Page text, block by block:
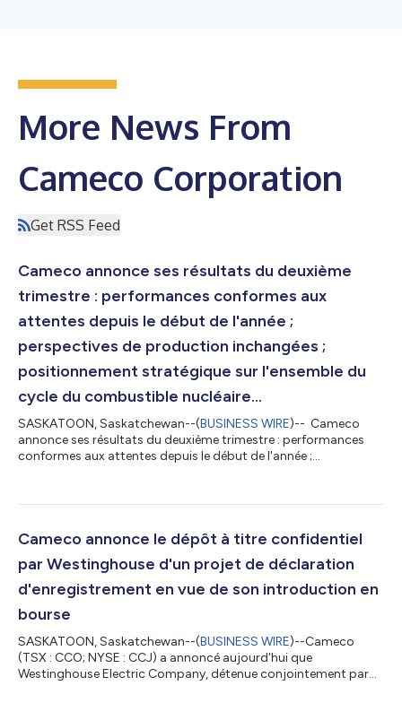
More News From
Cameco Corporation
Get RSS Feed
Cameco annonce ses résultats du deuxième
trimestre : performances conformes aux
attentes depuis le début de l'année ;
perspectives de production inchangées ;
positionnement stratégique sur l'ensemble du
cycle du combustible nucléaire...
SASKATOON, Saskatchewan--(BUSINESS WIRE)-- Cameco
annonce ses résultats du deuxième trimestre : performances
conformes aux attentes depuis le début de l'année ;
un soutien important à l'énergie nucléaire renforce les prix de
canadiens, sauf mention contraire Cameco (TSX : CCO ; NYSE :
CCJ) présente aujourd'hui ses résulta...
Cameco annonce le dépôt à titre confidentiel
par Westinghouse d'un projet de déclaration
d'enregistrement en vue de son introduction en
bourse
SASKATOON, Saskatchewan--(BUSINESS WIRE)--Cameco
(TSX : CCO; NYSE : CCJ) a annoncé aujourd'hui que
Westinghouse Electric Company, détenue conjointement par